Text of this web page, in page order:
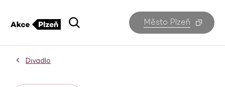
Město Plzeň
Divadlo